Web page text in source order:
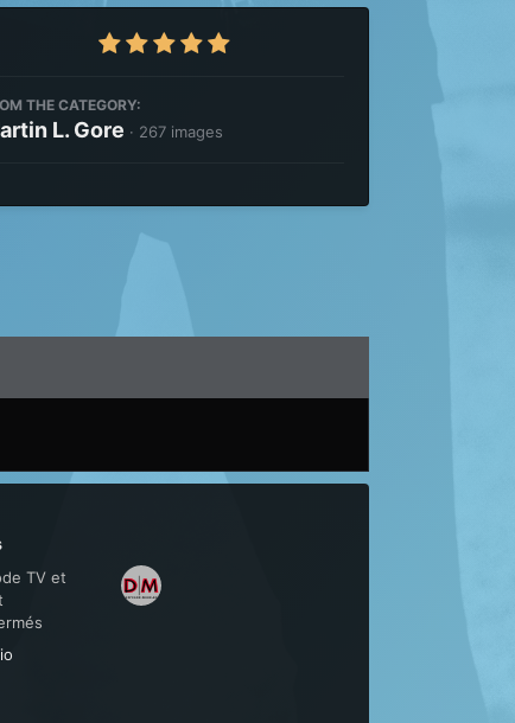
THE CATEGORY:
L. Gore · 267 images
TV et